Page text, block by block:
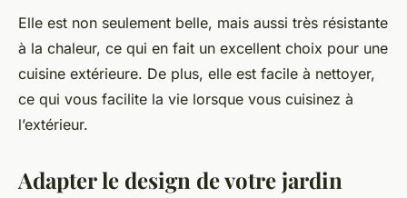
Elle est non seulement belle, mais aussi très résistante
à la chaleur, ce qui en fait un excellent choix pour une
cuisine extérieure. De plus, elle est facile à nettoyer,
ce qui vous facilite la vie lorsque vous cuisinez à
l’extérieur.
Adapter le design de votre jardin